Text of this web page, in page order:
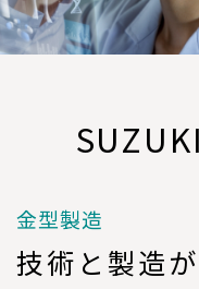
金型製造
技術と製造が